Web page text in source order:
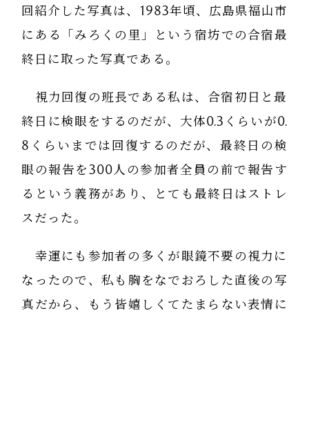
回紹介した写真は、1983年頃、広島県福山市
にある「みろくの里」という宿坊での合宿最
終日に取った写真である。
視力回復の班長である私は、合宿初日と最
終日に検眼をするのだが、大体0.3くらいが0.
8くらいまでは回復するのだが、最終日の検
眼の報告を300人の参加者全員の前で報告す
るという義務があり、とても最終日はストレ
スだった。
幸運にも参加者の多くが眼鏡不要の視力に
なったので、私も胸をなでおろした直後の写
真だから、もう皆嬉しくてたまらない表情に